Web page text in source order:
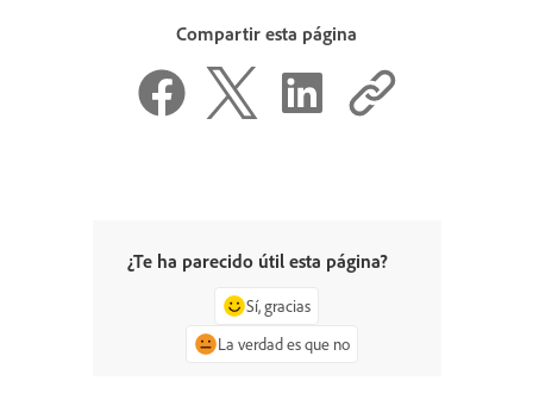
Compartir esta página
¿Te ha parecido útil esta página?
Sí, gracias
La verdad es que no